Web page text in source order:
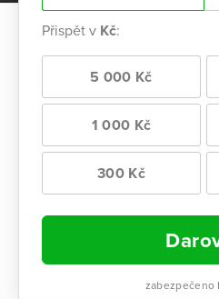
Přispět v Kč:
5 000 Kč
1 000 Kč
300 Kč
zabezpečeno